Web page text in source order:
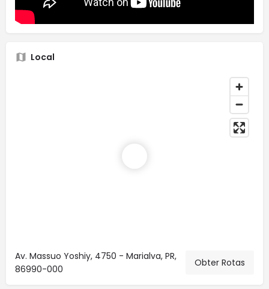
Local
Av. Massuo Yoshiy, 4750 - Marialva, PR,
86990-000
Obter Rotas